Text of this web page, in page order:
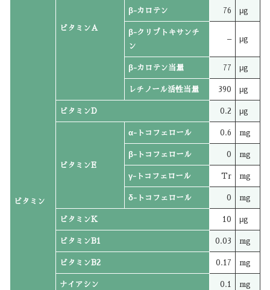
ビタミン
ビタミンA
β-カロテン 76 μg
β-クリプトキサンチ
ン
– μg
β-カロテン当量 77 μg
レチノール活性当量 390 μg
ビタミンD 0.2 μg
ビタミンE
α-トコフェロール 0.6 mg
β-トコフェロール 0 mg
γ-トコフェロール Tr mg
δ-トコフェロール 0 mg
ビタミンK 10 μg
ビタミンB1 0.03 mg
ビタミンB2 0.17 mg
ナイアシン 0.1 mg